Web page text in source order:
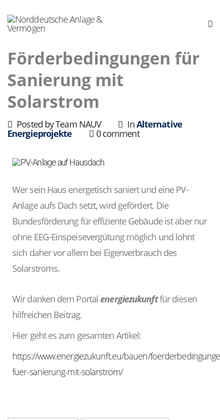
Förderbedingungen für
Sanierung mit
Solarstrom
Posted by Team NAUV InAlternative
Energieprojekte 0 comment
Wer sein Haus energetisch saniert und eine PV-
Anlage aufs Dach setzt, wird gefördert. Die
Bundesförderung für effiziente Gebäude ist aber nur
ohne EEG-Einspeisevergütung möglich und lohnt
sich daher vor allem bei Eigenverbrauch des
Solarstroms.
Wir danken dem Portalenergiezukunftfür diesen
hilfreichen Beitrag.
Hier geht es zum gesamten Artikel:
https://www.energiezukunft.eu/bauen/
fuer-sanierung-mit-solarstrom/